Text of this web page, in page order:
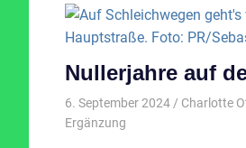
Nullerjahre auf
6. September 2024 Charlotte
Ergänzung